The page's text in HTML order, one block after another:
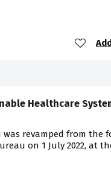
Healthcare
revamped from the
on 1 July 2022, at